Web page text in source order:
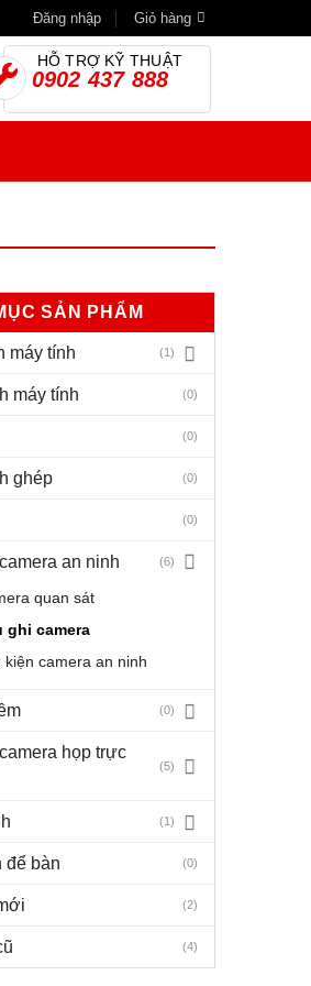
Đăng nhập Giỏ hàng
HỖ TRỢ KỸ THUẬT
0902 437 888
SẢN PHẨM
máy tính (1)
máy tính (0)
(0)
ghép (0)
(0)
an ninh (6)
quan sát
ghi camera
kiện camera an ninh
(0)
họp trực
(5)
(1)
để bàn (0)
(2)
(4)